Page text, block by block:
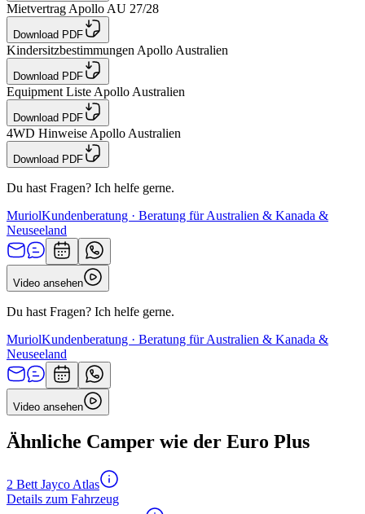
Mietvertrag Apollo AU 27/28
Download PDF
Kindersitzbestimmungen Apollo Australien
Download PDF
Equipment Liste Apollo Australien
Download PDF
4WD Hinweise Apollo Australien
Download PDF
Du hast Fragen? Ich helfe gerne.
MuriolKundenberatung · Beratung für Australien & Kanada &
Neuseeland
Video ansehen
Du hast Fragen? Ich helfe gerne.
MuriolKundenberatung · Beratung für Australien & Kanada &
Neuseeland
Video ansehen
Ähnliche Camper wie der Euro Plus
2 Bett Jayco Atlas
Details zum Fahrzeug